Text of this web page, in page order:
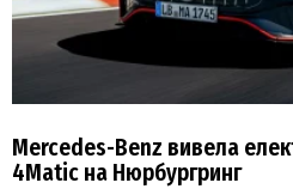
Mercedes-Benz вивела
4Matic на Нюрбургринг